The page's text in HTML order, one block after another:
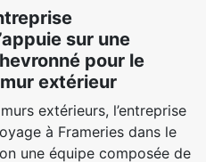
sur une
pour le
extérieur
extérieurs, l’entreprise
à Frameries dans le
une équipe composée de